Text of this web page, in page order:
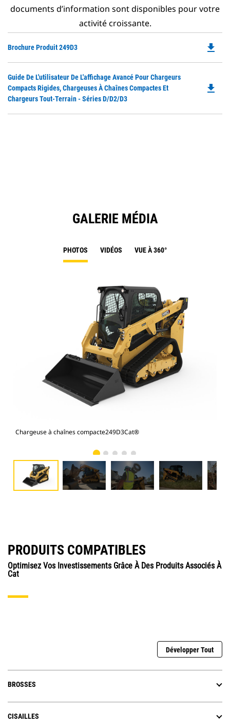
documents d’information sont disponibles pour votre
activité croissante.
Brochure Produit 249D3 file_download
Guide De L'utilisateur De L'affichage Avancé Pour Chargeurs
Compacts Rigides, Chargeuses À Chaînes Compactes Et
Chargeurs Tout-Terrain - Séries D/D2/D3
file_download
GALERIE MÉDIA
PHOTOS VIDÉOS VUE À 360°
Chargeuse à chaînes compacte249D3Cat®
PRODUITS COMPATIBLES
Optimisez Vos Investissements Grâce À Des Produits Associés À
Cat
Développer Tout
BROSSES
CISAILLES